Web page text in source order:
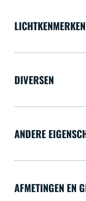
LICHTKENMERKEN
DIVERSEN
ANDERE
AFMETINGEN EN